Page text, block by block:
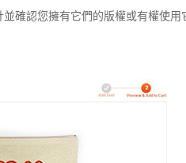
確認您擁有它們的版權或有權使用